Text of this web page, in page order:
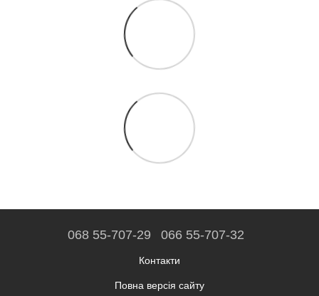
068 55-707-29 066 55-707-32
Контакти
Повна версія сайту